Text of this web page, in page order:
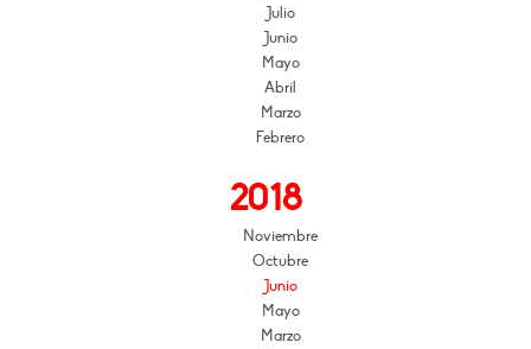
Julio
Junio
Mayo
Abril
Marzo
Febrero
2018
Noviembre
Octubre
Junio
Mayo
Marzo